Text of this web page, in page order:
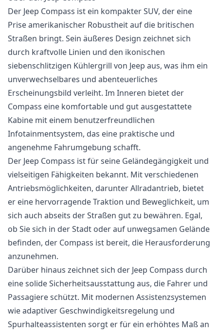
Der Jeep Compass ist ein kompakter SUV, der eine
Prise amerikanischer Robustheit auf die britischen
Straßen bringt. Sein äußeres Design zeichnet sich
durch kraftvolle Linien und den ikonischen
siebenschlitzigen Kühlergrill von Jeep aus, was ihm ein
unverwechselbares und abenteuerliches
Erscheinungsbild verleiht. Im Inneren bietet der
Compass eine komfortable und gut ausgestattete
Kabine mit einem benutzerfreundlichen
Infotainmentsystem, das eine praktische und
angenehme Fahrumgebung schafft.
Der Jeep Compass ist für seine Geländegängigkeit und
vielseitigen Fähigkeiten bekannt. Mit verschiedenen
Antriebsmöglichkeiten, darunter Allradantrieb, bietet
er eine hervorragende Traktion und Beweglichkeit, um
sich auch abseits der Straßen gut zu bewähren. Egal,
ob Sie sich in der Stadt oder auf unwegsamen Gelände
befinden, der Compass ist bereit, die Herausforderung
anzunehmen.
Darüber hinaus zeichnet sich der Jeep Compass durch
eine solide Sicherheitsausstattung aus, die Fahrer und
Passagiere schützt. Mit modernen Assistenzsystemen
wie adaptiver Geschwindigkeitsregelung und
Spurhalteassistenten sorgt er für ein erhöhtes Maß an